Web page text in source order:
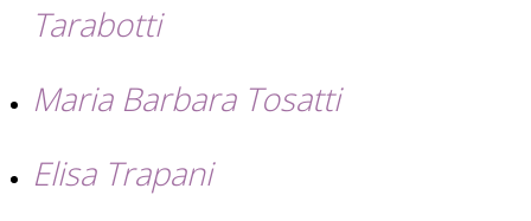
Tarabotti
Maria Barbara Tosatti
Elisa Trapani